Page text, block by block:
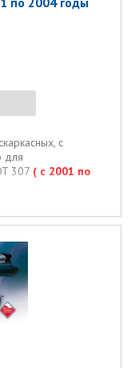
с
для
307 ( с 2001 по